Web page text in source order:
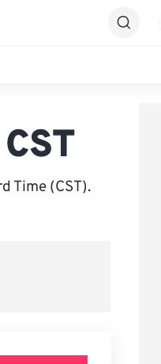
Time (CST).